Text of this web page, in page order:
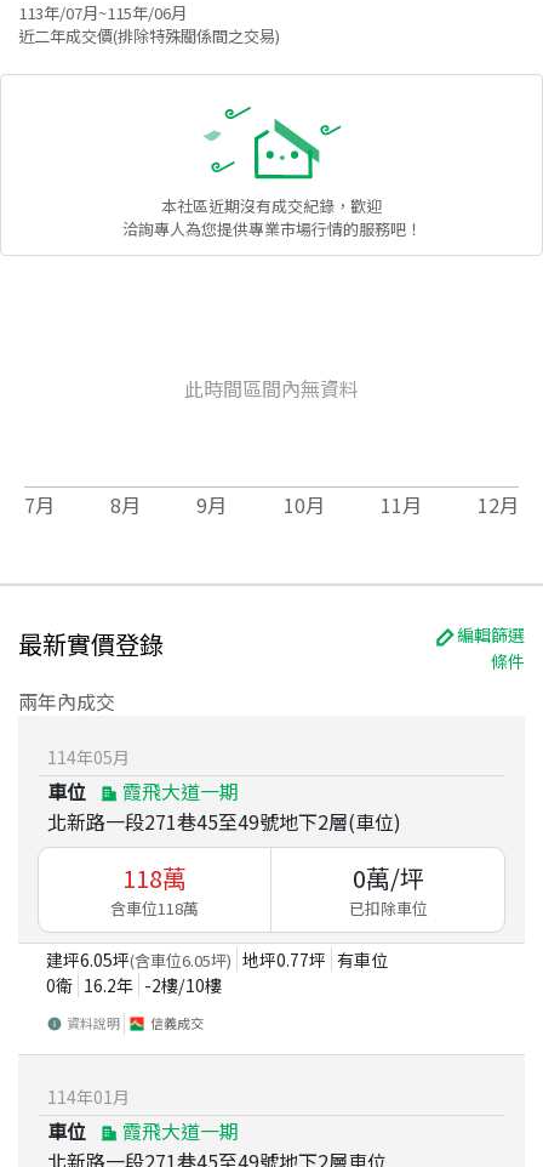
113年/07月~115年/06月
近二年成交價(排除特殊關係間之交易)
本社區近期沒有成交紀錄，歡迎
洽詢專人為您提供專業市場行情的服務吧！
此時間區間內無資料
7月 8月 9月 10月 11月 12月
最新實價登錄
編輯篩選
條件
兩年內成交
114年05月
車位
霞飛大道一期
北新路一段271巷45至49號地下2層(車位)
118萬
含車位118萬
0萬/坪
已扣除車位
建坪6.05坪(含車位6.05坪) 地坪0.77坪 有車位
0衛 16.2年 -2樓/10樓
資料說明 信義成交
114年01 月
車位
霞飛大道一期
北新路一段271巷45至49號地下2層車位